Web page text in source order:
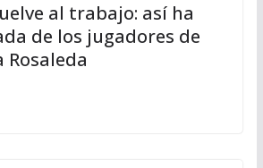
al trabajo: así ha
de los jugadores de
Rosaleda